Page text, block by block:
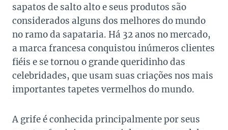
sapatos de salto alto e seus produtos são
considerados alguns dos melhores do mundo
no ramo da sapataria. Há 32 anos no mercado,
a marca francesa conquistou inúmeros clientes
fiéis e se tornou o grande queridinho das
celebridades, que usam suas criações nos mais
importantes tapetes vermelhos do mundo.
A grife é conhecida principalmente por seus